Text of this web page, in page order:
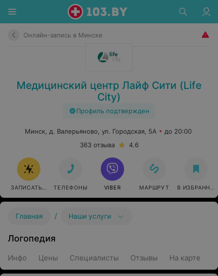
Онлайн-запись в Минске
Медицинский центр Лайф Сити (Life
City)
Профиль подтвержден
Минск, д. Валерьяново, ул. Городская, 5А
до 20:00
363 отзыва
4.6
ЗАПИСАТЬСЯ ОНЛАЙН
ТЕЛЕФОНЫ VIBER МАРШРУТ В ИЗБРАННОЕ
Главная / Наши услуги
Логопедия
Инфо Цены Специалисты Отзывы На карте